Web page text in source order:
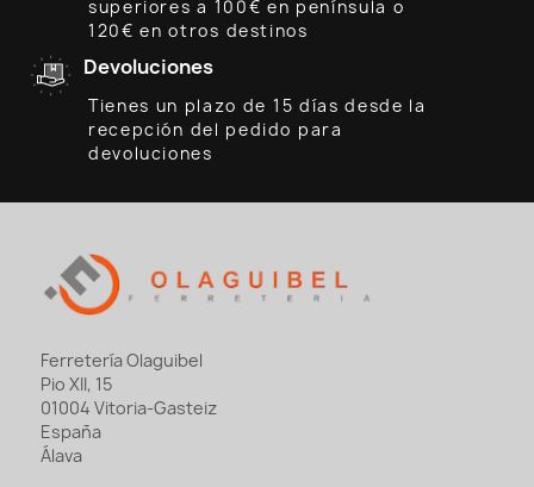
superiores a 100€ en península o
120€ en otros destinos
Devoluciones
Tienes un plazo de 15 días desde la
recepción del pedido para
devoluciones
Ferretería Olaguibel
Pio XII, 15
01004 Vitoria-Gasteiz
España
Álava